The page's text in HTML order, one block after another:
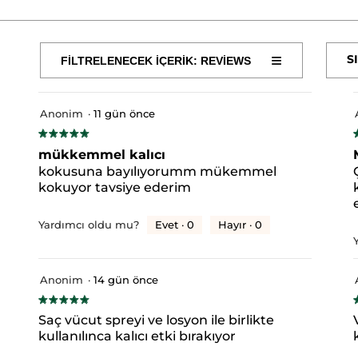
GLYCERIN SODIUM COCOYL ISETHIONATE
VANILLA PLANIFOLIA FRUIT EXTRACT SODIUM
DISUCCINATE
#HerşeyiAçıklıyoruz
0 yorum.
yorumları filtrelemek için seçin.
0 yorum.
yorumları filtrelemek için seçin.
≡
FİLTRELENECEK İÇERİK: REVIEWS
Aşağıdaki
düğmeye
içerik
güncellenir
★★★★★
★★★★★
Anonim · 11 gün önce
mükkemmel kalıcı
kokusuna bayılıyorumm mükemmel
kokuyor tavsiye ederim
Yardımcı oldu mu? Evet · 0 Hayır · 0
★★★★★
★★★★★
yıldız.
Anonim · 14 gün önce
Saç vücut spreyi ve losyon ile birlikte
kullanılınca kalıcı etki bırakıyor